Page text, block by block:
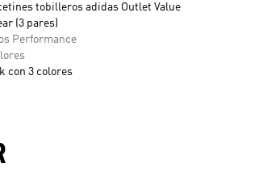
tobilleros adidas Outlet Value
(3 pares)
Performance
con 3 colores